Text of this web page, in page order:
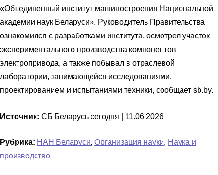
«Объединенный институт машиностроения Национальной
академии наук Беларуси». Руководитель Правительства
ознакомился с разработками института, осмотрел участок
экспериментального производства компонентов
электропривода, а также побывал в отраслевой
лаборатории, занимающейся исследованиями,
проектированием и испытаниями техники, сообщает sb.by.
Источник: СБ Беларусь сегодня | 11.06.2026
Рубрика: НАН Беларуси, Организация науки, Наука и
производство